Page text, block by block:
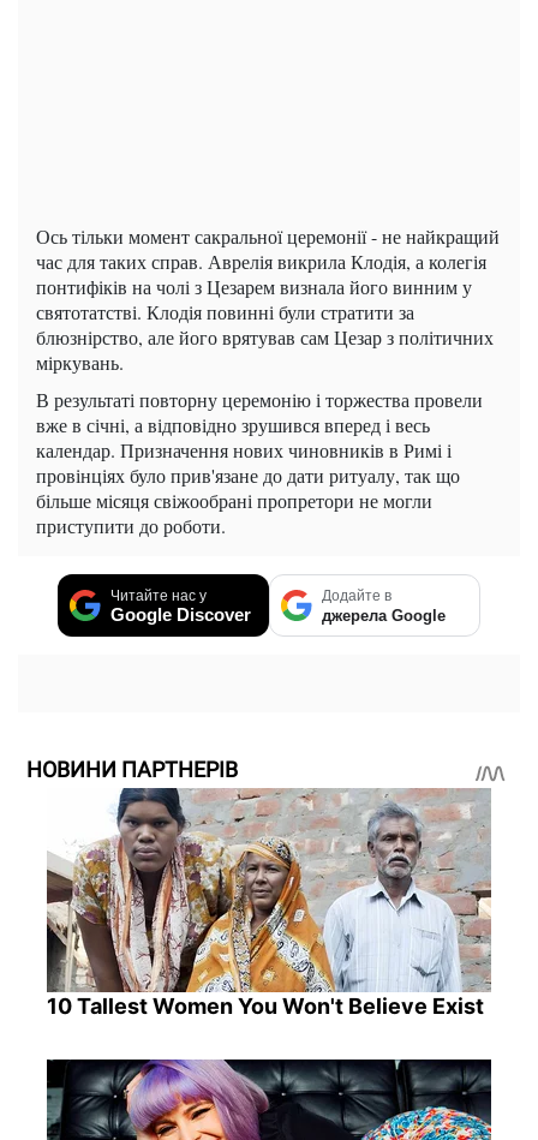
Ось тільки момент сакральної церемонії - не найкращий
час для таких справ. Аврелія викрила Клодія, а колегія
понтифіків на чолі з Цезарем визнала його винним у
святотатстві. Клодія повинні були стратити за
блюзнірство, але його врятував сам Цезар з політичних
міркувань.
В результаті повторну церемонію і торжества провели
вже в січні, а відповідно зрушився вперед і весь
календар. Призначення нових чиновників в Римі і
провінціях було прив'язане до дати ритуалу, так що
більше місяця свіжообрані пропретори не могли
приступити до роботи.
Читайте нас у
Google Discover
Додайте в
джерела Google
НОВИНИ ПАРТНЕРІВ
10 Tallest Women You Won't Believe Exist